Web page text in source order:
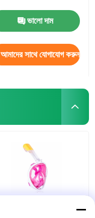
ভালো দাম
আমাদের সাথে যোগাযোগ করুন